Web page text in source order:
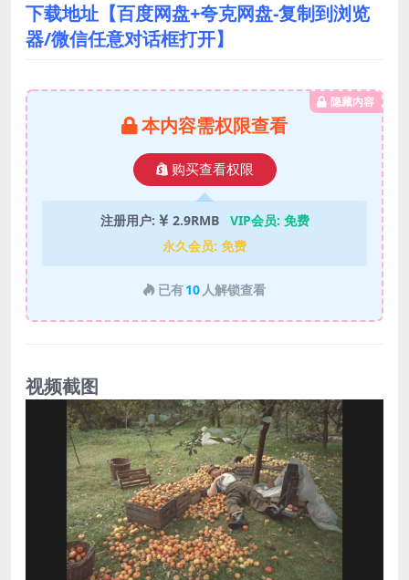
下载地址【百度网盘+夸克网盘-复制到浏览
器/微信任意对话框打开】
隐藏内容
本内容需权限查看
购买查看权限
注册用户: 2.9RMB VIP会员: 免费
永久会员: 免费
已有10 人解锁查看
视频截图